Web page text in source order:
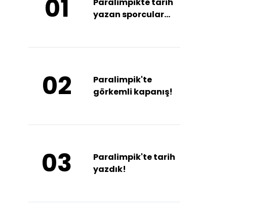
01
Paralimpikte tarih
yazan sporcular
02
Paralimpik'te
görkemli kapanış!
03
Paralimpik'te tarih
yazdık!